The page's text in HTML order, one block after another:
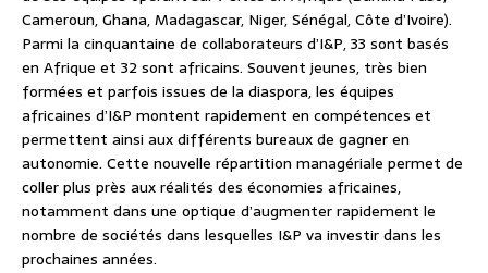
Cameroun, Ghana, Madagascar, Niger, Sénégal, Côte d’Ivoire).
Parmi la cinquantaine de collaborateurs d’I&P, 33 sont basés
en Afrique et 32 sont africains. Souvent jeunes, très bien
formées et parfois issues de la diaspora, les équipes
africaines d’I&P montent rapidement en compétences et
permettent ainsi aux différents bureaux de gagner en
autonomie. Cette nouvelle répartition managériale permet de
coller plus près aux réalités des économies africaines,
notamment dans une optique d’augmenter rapidement le
nombre de sociétés dans lesquelles I&P va investir dans les
prochaines années.